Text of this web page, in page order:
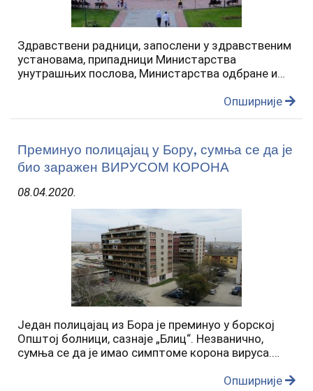
Здравствени радници, запослени у здравственим
установама, припадници Министарства
унутрашњих послова, Министарства одбране и
током вршења радне обавезе, биће лечени у
Опширније
Преминуо полицајац у Бору, сумња се да је
био заражен ВИРУСОМ КОРОНА
08.04.2020.
Један полицајац из Бора је преминуо у борској
Општој болници, сазнаје „Блиц“. Незванично,
сумња се да је имао симптоме корона вируса.
града Бора Данијел Алексић изјавио је да је у
Опширније